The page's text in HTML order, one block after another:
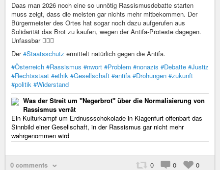
Daas man 2026 noch eine so unnötig Rassismusdebatte starten
muss zeigt, dass die meisten gar nichts mehr mitbekommen. Der
Bürgermeister des Ortes hat sogar noch dazu aufgerufen aus
Solidarität das Brot zu kaufen, wegen der Antifa-Proteste dagegen.
Unfassbar 🤦🏻‍♀️
Der#Staatsschutz ermittelt natürlich gegen die Antifa.
#Österreich #Rassismus #nwort #Problem #nonazis #Debatte #Justiz
#Rechtsstaat #ethik #Gesellschaft #antifa #Drohungen #zukunft
#politik #Widerstand
Was der Streit um "Negerbrot" über die Normalisierung von
Rassismus verrät
Ein Kulturkampf um Erdnussschokolade in Klagenfurt offenbart das
Sinnbild einer Gesellschaft, in der Rassismus gar nicht mehr
wahrgenommen wird
0 comments 0 0 0